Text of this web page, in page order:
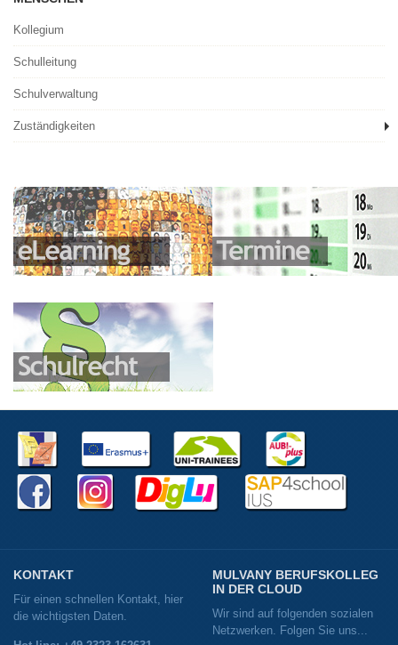
Kollegium
Schulleitung
Schulverwaltung
Zuständigkeiten
KONTAKT
Für einen schnellen Kontakt, hier
die wichtigsten Daten.
MULVANY BERUFSKOLLEG
IN DER CLOUD
Wir sind auf folgenden sozialen
Netzwerken. Folgen Sie uns...